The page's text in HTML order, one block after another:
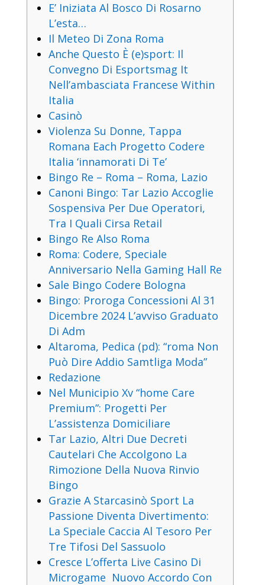
E’ Iniziata Al Bosco Di Rosarno
L’esta…
Il Meteo Di Zona Roma
Anche Questo È (e)sport: Il
Convegno Di Esportsmag It
Nell’ambasciata Francese Within
Italia
Casinò
Violenza Su Donne, Tappa
Romana Each Progetto Codere
Italia ‘innamorati Di Te’
Bingo Re – Roma – Roma, Lazio
Canoni Bingo: Tar Lazio Accoglie
Sospensiva Per Due Operatori,
Tra I Quali Cirsa Retail
Bingo Re Also Roma
Roma: Codere, Speciale
Anniversario Nella Gaming Hall Re
Sale Bingo Codere Bologna
Bingo: Proroga Concessioni Al 31
Dicembre 2024 L’avviso Graduato
Di Adm
Altaroma, Pedica (pd): “roma Non
Può Dire Addio Samtliga Moda”
Redazione
Nel Municipio Xv “home Care
Premium”: Progetti Per
L’assistenza Domiciliare
Tar Lazio, Altri Due Decreti
Cautelari Che Accolgono La
Rimozione Della Nuova Rinvio
Bingo
Grazie A Starcasinò Sport La
Passione Diventa Divertimento:
La Speciale Caccia Al Tesoro Per
Tre Tifosi Del Sassuolo
Cresce L’offerta Live Casino Di
Microgame Nuovo Accordo Con